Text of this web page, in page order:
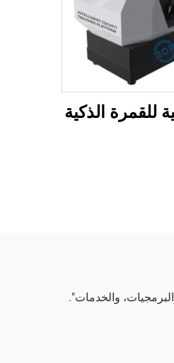
للقمرة الذكية
والخدمات".